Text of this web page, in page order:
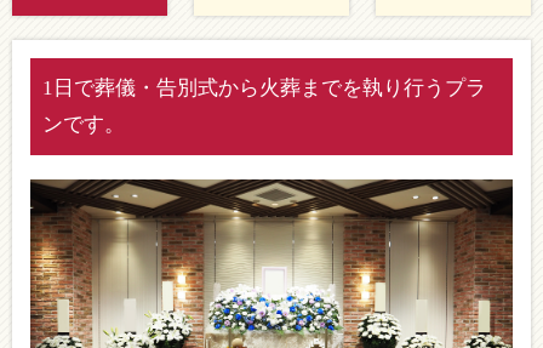
1日で葬儀・告別式から火葬までを執り行うプラ
ンです。